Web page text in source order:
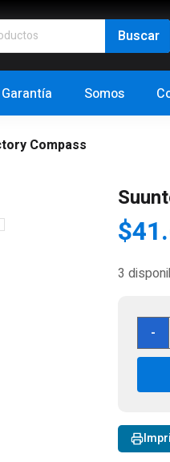
Garantía Somos
Compass
$
3
-